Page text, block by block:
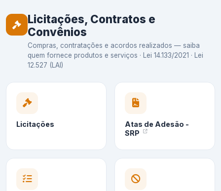
Licitações, Contratos e
Convênios
Compras, contratações e acordos realizados — saiba
quem fornece produtos e serviços · Lei 14.133/2021 · Lei
12.527 (LAI)
Licitações
Atas de Adesão -
SRP